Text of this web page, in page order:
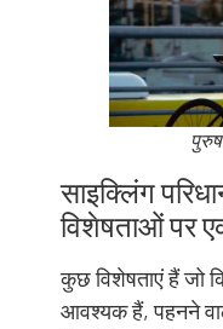
साइक्लिंग
विशेषताओं पर
कुछ विशेषताएं हैं जो
आवश्यक हैं, पहनने